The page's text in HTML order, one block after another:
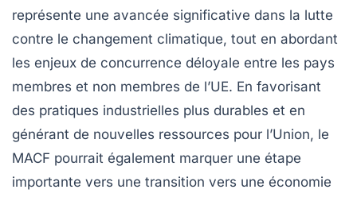
représente une avancée significative dans la lutte
contre le changement climatique, tout en abordant
les enjeux de concurrence déloyale entre les pays
membres et non membres de l’UE. En favorisant
des pratiques industrielles plus durables et en
générant de nouvelles ressources pour l’Union, le
MACF pourrait également marquer une étape
importante vers une transition vers une économie